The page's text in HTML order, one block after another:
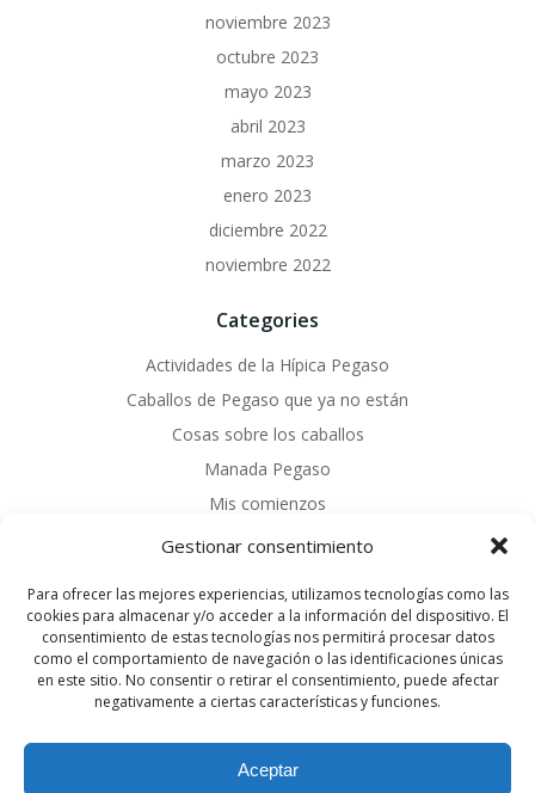
Gestionar consentimiento
Para ofrecer las mejores experiencias, utilizamos tecnologías como las
cookies para almacenar y/o acceder a la información del dispositivo. El
consentimiento de estas tecnologías nos permitirá procesar datos
como el comportamiento de navegación o las identificaciones únicas
en este sitio. No consentir o retirar el consentimiento, puede afectar
negativamente a ciertas características y funciones.
Aceptar
noviembre 2023
octubre 2023
mayo 2023
abril 2023
marzo 2023
enero 2023
diciembre 2022
noviembre 2022
Categories
Actividades de la Hípica Pegaso
Caballos de Pegaso que ya no están
Cosas sobre los caballos
Manada Pegaso
Mis comienzos
Sin categoría
Nuestros servicios
Rutas a Caballo
Doma Natural y Terapias Ecuestres
Equinoterapia para Personas con Capacidades Diferentes